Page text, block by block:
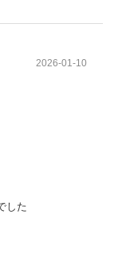
2026-01-10
した